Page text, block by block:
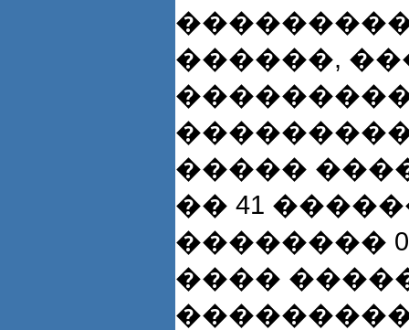
������,
�����
�� 41
��������
����